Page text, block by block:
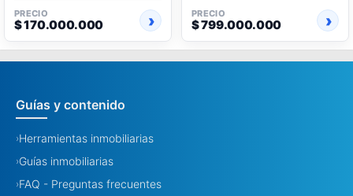
PRECIO
$ 170.000.000
PRECIO
$ 799.000.000
Guías y contenido
›Herramientas inmobiliarias
›Guías inmobiliarias
›FAQ - Preguntas frecuentes